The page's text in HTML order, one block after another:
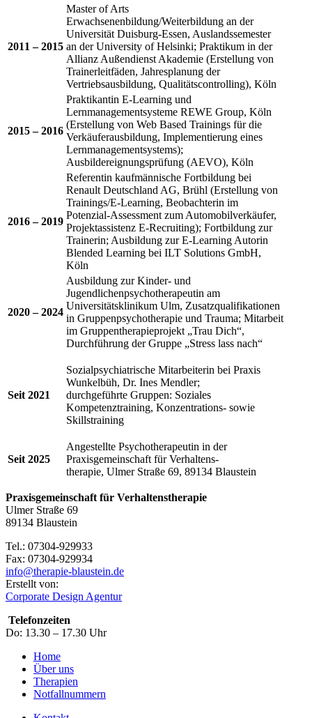
2011 – 2015
Master of Arts
Erwachsenenbildung/Weiterbildung an der
Universität Duisburg-Essen, Auslandssemester
an der University of Helsinki; Praktikum in der
Allianz Außendienst Akademie (Erstellung von
Trainerleitfäden, Jahresplanung der
Vertriebsausbildung, Qualitätscontrolling), Köln
2015 – 2016
Praktikantin E-Learning und
Lernmanagementsysteme REWE Group, Köln
(Erstellung von Web Based Trainings für die
Verkäuferausbildung, Implementierung eines
Lernmanagementsystems);
Ausbildereignungsprüfung (AEVO), Köln
2016 – 2019
Referentin kaufmännische Fortbildung bei
Renault Deutschland AG, Brühl (Erstellung von
Trainings/E-Learning, Beobachterin im
Potenzial-Assessment zum Automobilverkäufer,
Projektassistenz E-Recruiting); Fortbildung zur
Trainerin; Ausbildung zur E-Learning Autorin
Blended Learning bei ILT Solutions GmbH,
Köln
2020 – 2024
Ausbildung zur Kinder- und
Jugendlichenpsychotherapeutin am
Universitätsklinikum Ulm, Zusatzqualifikationen
in Gruppenpsychotherapie und Trauma; Mitarbeit
im Gruppentherapieprojekt „Trau Dich“,
Durchführung der Gruppe „Stress lass nach“
Seit 2021
Sozialpsychiatrische Mitarbeiterin bei Praxis
Wunkelbüh, Dr. Ines Mendler;
durchgeführte Gruppen: Soziales
Kompetenztraining, Konzentrations- sowie
Skillstraining
Seit 2025
Angestellte Psychotherapeutin in der
Praxisgemeinschaft für Verhaltens-
therapie, Ulmer Straße 69, 89134 Blaustein
Praxisgemeinschaft für Verhaltenstherapie
Ulmer Straße 69
89134 Blaustein
Tel.: 07304-929933
Fax: 07304-929934
info@therapie-blaustein.de
Erstellt von:
Corporate Design Agentur
Telefonzeiten
Do: 13.30 – 17.30 Uhr
Home
Über uns
Therapien
Notfallnummern